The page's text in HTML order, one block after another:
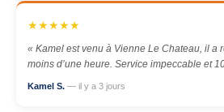
★★★★★
« Kamel est venu à Vienne Le Chateau, il a
moins d’une heure. Service impeccable et
Kamel S. — il y a 3 jours